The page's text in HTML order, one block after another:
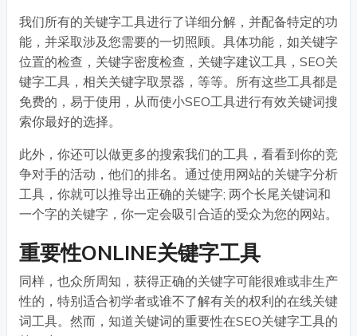
我们所有的关键字工具进行了详细分解，并配备特定的功
能，并采取涉及您需要的一切照顾。具体功能，如关键字
位置的检查，关键字密度检查，关键字建议工具，SEO关
键字工具，相关关键字取景器，等等。所有这些工具都是
免费的，易于使用，从而使小SEO工具进行有效关键词搜
索你最好的选择。
此外，你还可以做更多的搜索我们的工具，看看到你的竞
争对手的活动，他们的排名。通过使用网站的关键字分析
工具，你就可以推导出正确的关键字; 两个长尾关键词和
一个字的关键字，你一定会吸引合适的受众为您的网站。
重要性ONLINE关键字工具
同样，也众所周知，获得正确的关键字可能很难或非生产
性的，特别适合初学者或谁不了解有关的权利的在线关键
词工具。然而，知道关键词的重要性在SEO关键字工具的